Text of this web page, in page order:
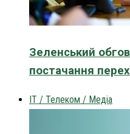
Зеленський
постачання
IT / Телеком / Медіа